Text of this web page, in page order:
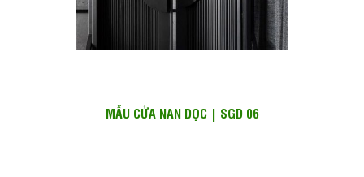
MẪU CỬA NAN DỌC | SGD 06